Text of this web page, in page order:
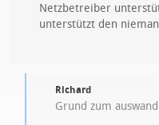
Netzbetreiber
unterstützt den
Richard
Grund zum